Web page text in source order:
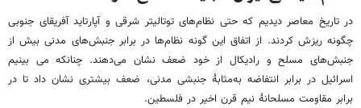
در تاریخ معاصر دیدیم که حتی نظام‌های توتالیتر شرقی و آپارتاید آفریقای جنوبی
چگونه ریزش کردند. از اتفاق این گونه نظام‌ها در برابر جنبش‌های مدنی بیش از
جنبش‌های مسلح و رادیکال از خود ضعف نشان می‌دهند. چنانکه می بینیم
اسرائیل در برابر انتفاضه به‌مثابهٔ جنبشی مدنی، ضعف بیشتری نشان داد تا در
برابر مقاومت مسلحانهٔ نیم قرن اخیر در فلسطین.